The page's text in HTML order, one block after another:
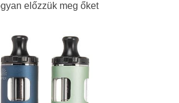
előzzük meg őket